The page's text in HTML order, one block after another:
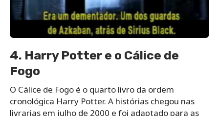
4. Harry Potter e o Cálice de
Fogo
O Cálice de Fogo é o quarto livro da ordem
cronológica Harry Potter. A histórias chegou nas
livrarias em julho de 2000 e foi adaptado para as